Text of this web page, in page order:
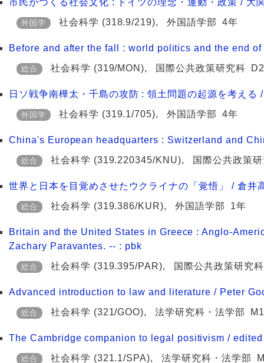
市民がつくる社会文化 : ドイツの理念・運動・政策 / 大
外国学 社会科学 (318.9/219),外国語学部 4年
Before and after the fall : world politics and the end
総合 社会科学 (319/MON), 国際公共政策研究科 D2
日ソ戦争南樺太・千島の攻防 : 領土問題の起源を考える
外国学 社会科学 (319.1/705),外国語学部 4年
China's European headquarters : Switzerland and
総合 社会科学 (319.220345/KNU), 国際公共政策
世界と日本を目覚めさせたウクライナの「覚悟」 / 倉井
総合 社会科学 (319.386/KUR),外国語学部 1年
Britain and the United States in Greece : Anglo-
Zachary Paravantes. -- : pbk
総合 社会科学 (319.395/PAR), 国際公共政策研究科
Advanced introduction to law and literature / Peter
総合 社会科学 (321/GOO),法学研究科・法学部 M1
The Cambridge companion to legal positivism /
総合 社会科学 (321.1/SPA),法学研究科・法学部